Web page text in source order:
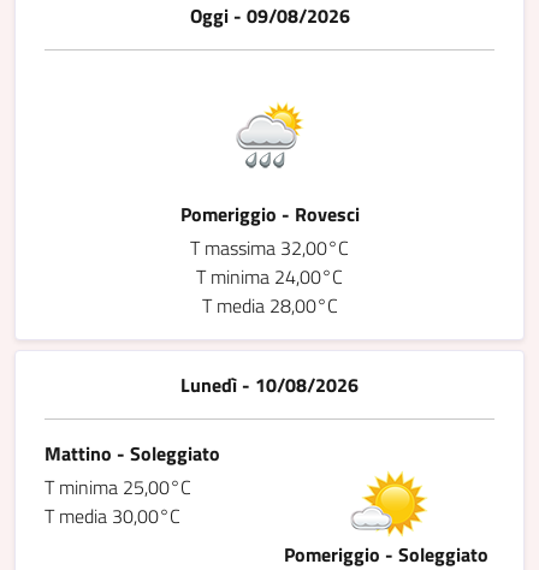
Oggi - 09/08/2026
Pomeriggio - Rovesci
T massima 32,00°C
T minima 24,00°C
T media 28,00°C
Lunedì - 10/08/2026
Mattino - Soleggiato
T minima 25,00°C
T media 30,00°C
Pomeriggio - Soleggiato